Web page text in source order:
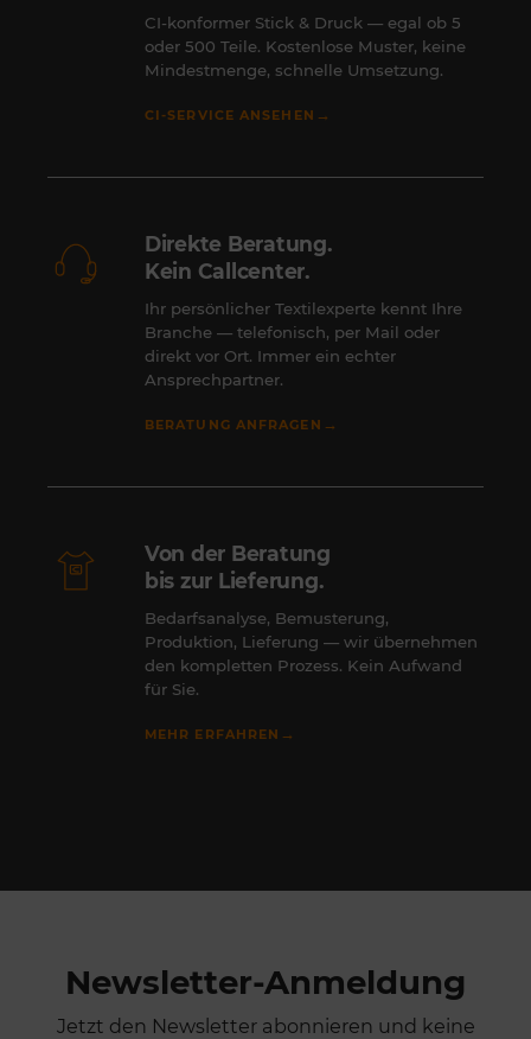
CI-konformer Stick & Druck — egal ob 5
oder 500 Teile. Kostenlose Muster, keine
Mindestmenge, schnelle Umsetzung.
CI-SERVICE ANSEHEN →
Direkte Beratung.
Kein Callcenter.
Ihr persönlicher Textilexperte kennt Ihre
Branche — telefonisch, per Mail oder
direkt vor Ort. Immer ein echter
Ansprechpartner.
BERATUNG ANFRAGEN →
Von der Beratung
bis zur Lieferung.
Bedarfsanalyse, Bemusterung,
Produktion, Lieferung — wir übernehmen
den kompletten Prozess. Kein Aufwand
für Sie.
MEHR ERFAHREN →
Newsletter-Anmeldung
Jetzt den Newsletter abonnieren und keine